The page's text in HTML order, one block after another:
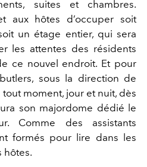
suites et chambres.
aux hôtes d’occuper soit
un étage entier, qui sera
les attentes des résidents
ce nouvel endroit. Et pour
sous la direction de
tout moment, jour et nuit, dès
son majordome dédié le
Comme des assistants
formés pour lire dans les
hôtes.